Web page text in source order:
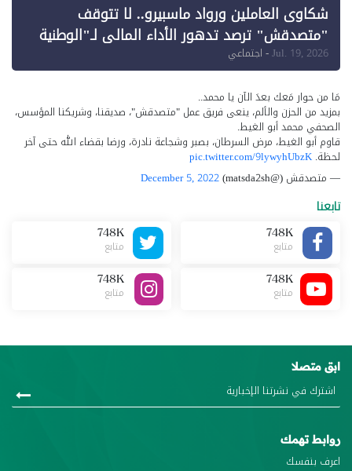
شكاوى العاملين ورواد ماسبيرو.. لا تتوقف
"متصدقش" ترصد تدهور الأداء المالي لـ"الوطنية
للإعلام"
Jul. 19, 2026- اجتماعي
مَا من حوار مَعك بعدَ الآن يا محمد..
بمزيد من الحزن والألم، ينعى فريق عمل "متصدقش"، صديقنا، وشريكنا المؤسس،
الصحفي محمد أبو الغيط.
قاوم أبو الغيط، مرض السرطان، بصبر وشجاعة نادرة، ورضا بقضاء الله حتى آخر
لحظة. pic.twitter.com/9lywyhUbzK
— متصدقش (@matsda2sh)
December 5, 2022
تابعنا
748K
متابع
748K
متابع
748K
متابع
748K
متابع
ابق متصلا
روابط تهمك
اعرف بنفسك